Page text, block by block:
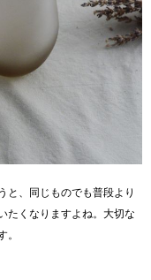
と、同じものでも普段より
たくなりますよね。大切な
。